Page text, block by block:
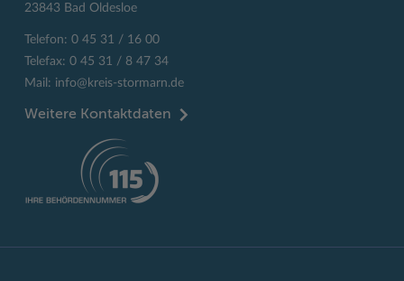
23843 Bad Oldesloe
Telefon: 0 45 31 / 16 00
Telefax: 0 45 31 / 8 47 34
Mail: info@kreis-stormarn.de
Weitere Kontaktdaten